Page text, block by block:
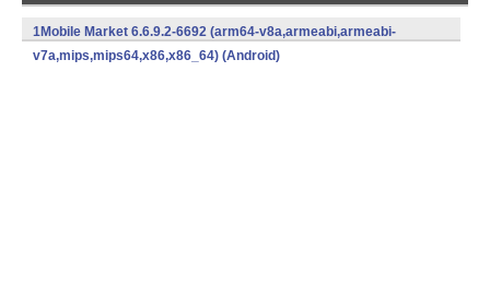
1Mobile Market 6.6.9.2-6692 (arm64-v8a,armeabi,armeabi-
v7a,mips,mips64,x86,x86_64) (Android)